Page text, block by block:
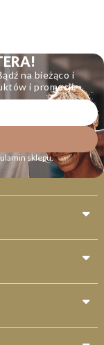
na bieżąco i
i promocji.
sklepu.